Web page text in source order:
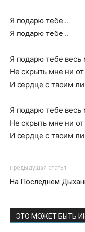
Я подарю тебе…
Я подарю тебе…
Я подарю тебе
Не скрыть мне ни
И сердце с твоим
Я подарю тебе
Не скрыть мне ни
И сердце с твоим
Предыдущая статья
На Последнем
ЭТО МОЖЕТ БЫТЬ